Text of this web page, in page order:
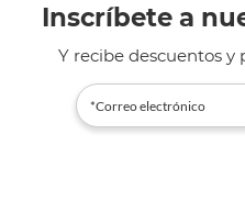
Inscríbete a
Y recibe descuentos y